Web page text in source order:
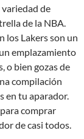
de
de la NBA.
los Lakers son un
emplazamiento
o bien gozas de
compilación
en tu aparador.
comprar
de casi todos.